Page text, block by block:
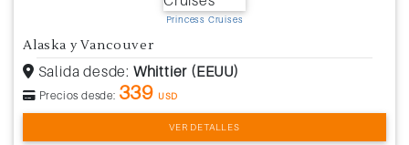
Princess Cruises
Alaska y Vancouver
Salida desde: Whittier (EEUU)
Precios desde: 339 USD
VER DETALLES